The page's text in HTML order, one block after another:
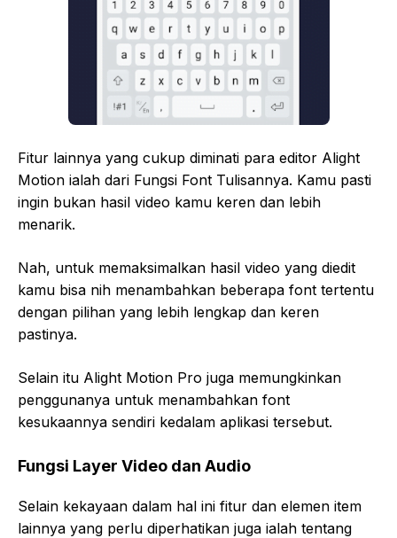
Fitur lainnya yang cukup diminati para editor Alight
Motion ialah dari Fungsi Font Tulisannya. Kamu pasti
ingin bukan hasil video kamu keren dan lebih
menarik.
Nah, untuk memaksimalkan hasil video yang diedit
kamu bisa nih menambahkan beberapa font tertentu
dengan pilihan yang lebih lengkap dan keren
pastinya.
Selain itu Alight Motion Pro juga memungkinkan
penggunanya untuk menambahkan font
kesukaannya sendiri kedalam aplikasi tersebut.
Fungsi Layer Video dan Audio
Selain kekayaan dalam hal ini fitur dan elemen item
lainnya yang perlu diperhatikan juga ialah tentang